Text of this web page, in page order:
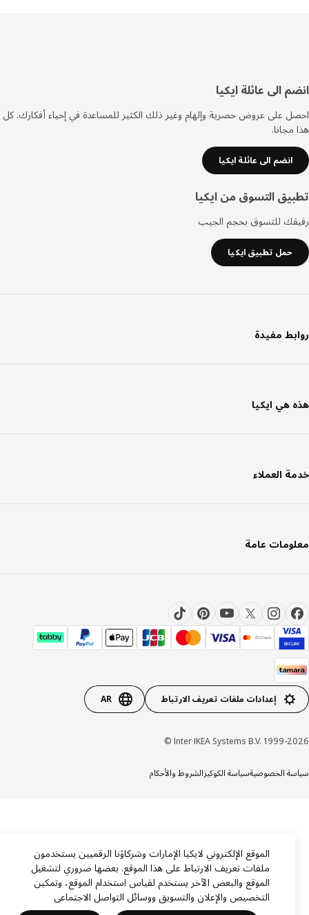
الى عائلة ايكيا
على عروض حصرية وإلهام وغير ذلك الكثير للمساعدة في إحياء أفكارك. كل
انضم الى عائلة ايكيا
التسوق من ايكيا
للتسوق بحجم الجيب
حمل تطبيق ايكيا
مفيدة
هي ايكيا
العملاء
عامة
إعدادات ملفات تعريف الارتباط AR
Inter IKEA Systems B.V. 1999-
الخصوصيةسياسة الكوكيزالشروط والأحكام
الموقع الإلكتروني لايكيا الإمارات وشركاؤنا الرقميين يستخدمون
ملفات تعريف الارتباط على هذا الموقع. بعضها ضروري لتشغيل
الموقع والبعض الآخر يستخدم لقياس استخدام الموقع، وتمكين
التخصيص والإعلان والتسويق ووسائل التواصل الاجتماعي